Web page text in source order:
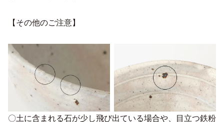
【その他のご注意】
〇土に含まれる石が少し飛び出ている場合や、目立つ鉄粉